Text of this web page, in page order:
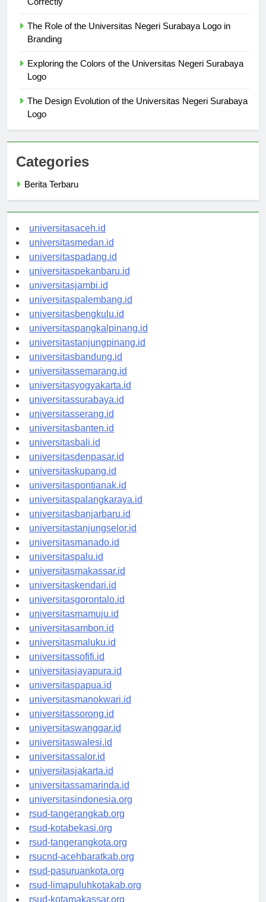
The Role of the Universitas Negeri Surabaya Logo in
Exploring the Colors of the Universitas Negeri Surabaya
The Design Evolution of the Universitas Negeri Surabaya
Categories
universitasaceh.id
universitasmedan.id
universitaspadang.id
universitaspekanbaru.id
universitasjambi.id
universitaspalembang.id
universitasbengkulu.id
universitaspangkalpinang.id
universitastanjungpinang.id
universitasbandung.id
universitassemarang.id
universitasyogyakarta.id
universitassurabaya.id
universitasserang.id
universitasbanten.id
universitasbali.id
universitasdenpasar.id
universitaskupang.id
universitaspontianak.id
universitaspalangkaraya.id
universitasbanjarbaru.id
universitastanjungselor.id
universitasmanado.id
universitaspalu.id
universitasmakassar.id
universitaskendari.id
universitasgorontalo.id
universitasmamuju.id
universitasambon.id
universitasmaluku.id
universitassofifi.id
universitasjayapura.id
universitaspapua.id
universitasmanokwari.id
universitassorong.id
universitaswanggar.id
universitaswalesi.id
universitassalor.id
universitasjakarta.id
universitassamarinda.id
universitasindonesia.org
rsud-tangerangkab.org
rsud-kotabekasi.org
rsud-tangerangkota.org
rsucnd-acehbaratkab.org
rsud-pasuruankota.org
rsud-limapuluhkotakab.org